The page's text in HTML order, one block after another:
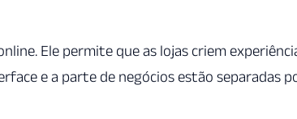
Ele permite que as lojas criem
e a parte de negócios estão separadas